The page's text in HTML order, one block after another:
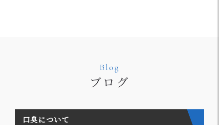
Blog
ブログ
口臭について